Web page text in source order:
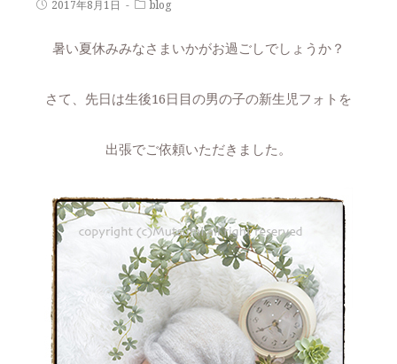
2017年8月1日 blog
暑い夏休みみなさまいかがお過ごしでしょうか？
さて、先日は生後16日目の男の子の新生児フォトを
出張でご依頼いただきました。